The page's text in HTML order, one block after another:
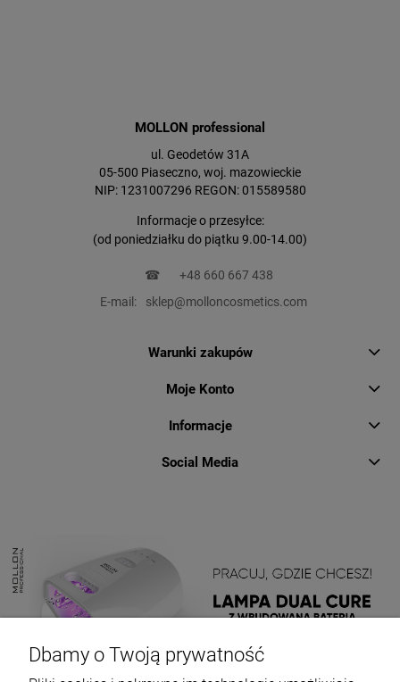
MOLLON professional
ul. Geodetów 31A
05-500 Piaseczno, woj. mazowieckie
NIP: 1231007296 REGON: 015589580
Informacje o przesyłce:
(od poniedziałku do piątku 9.00-14.00)
☎
+48 660 667 438
E-mail:
sklep@molloncosmetics.com
Warunki zakupów
Moje Konto
Informacje
Social Media
Dbamy o Twoją prywatność